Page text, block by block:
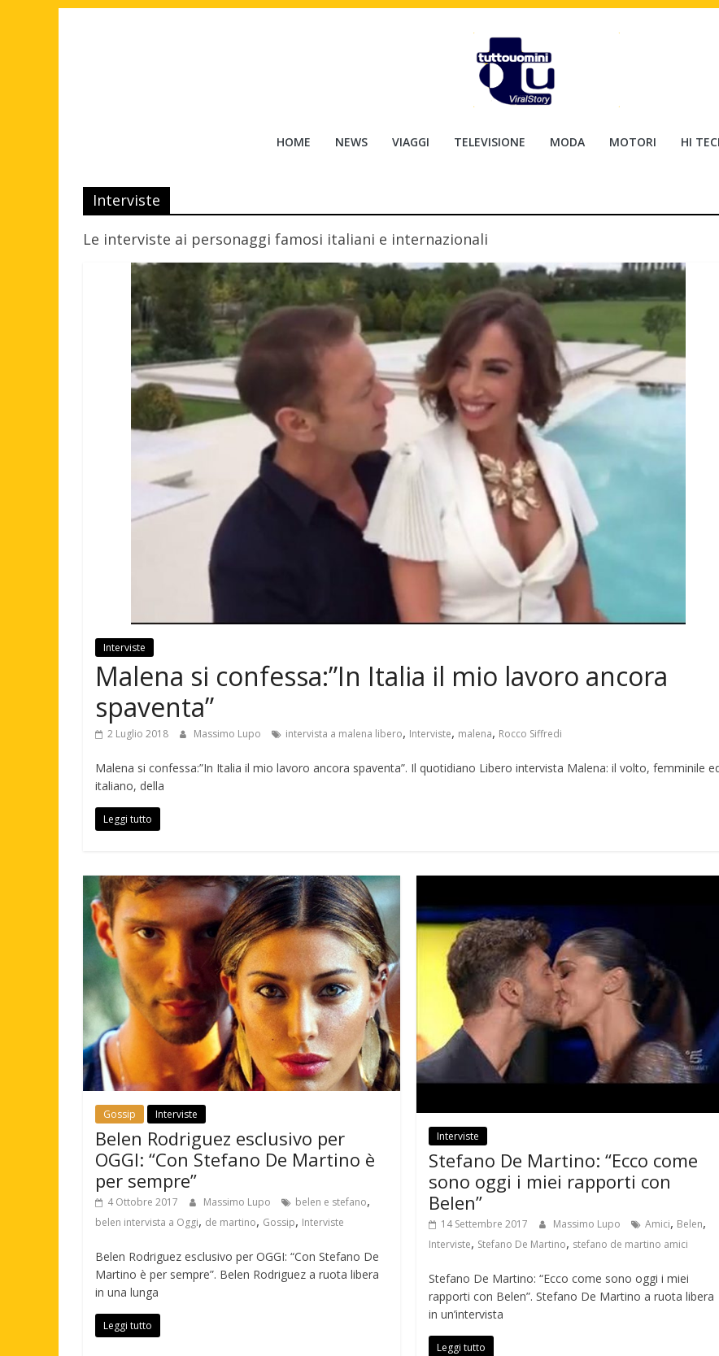
Tuttouomini
Cinema,
Motori,
gay
maschile
HOME NEWS VIAGGI TELEVISIONE MODA MOTORI HI
Interviste
Le interviste ai personaggi famosi italiani e internazionali
Interviste
Malena si confessa:”In Italia il mio lavoro ancora
spaventa”
2 Luglio 2018 Massimo Lupo intervista a malena libero, Interviste, malena, Rocco Siffredi
Malena si confessa:”In Italia il mio lavoro ancora spaventa”. Il quotidiano Libero intervista Malena: il volto, femminile
italiano, della
Leggi tutto
Gossip Interviste
Belen Rodriguez esclusivo per
OGGI: “Con Stefano De Martino è
per sempre”
4 Ottobre 2017 Massimo Lupo belen e stefano,
belen intervista a Oggi, de martino, Gossip, Interviste
Belen Rodriguez esclusivo per OGGI: “Con Stefano De
Martino è per sempre”. Belen Rodriguez a ruota libera
in una lunga
Leggi tutto
Interviste
Stefano De Martino: “Ecco come
sono oggi i miei rapporti con
Belen”
14 Settembre 2017 Massimo Lupo Amici, Belen,
Interviste, Stefano De Martino, stefano de martino amici
Stefano De Martino: “Ecco come sono oggi i miei
rapporti con Belen”. Stefano De Martino a ruota libera
in un’intervista
Leggi tutto